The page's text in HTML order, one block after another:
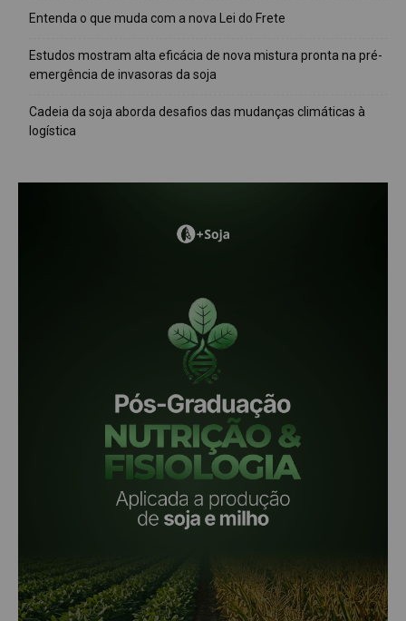
Entenda o que muda com a nova Lei do Frete
Estudos mostram alta eficácia de nova mistura pronta na pré-
emergência de invasoras da soja
Cadeia da soja aborda desafios das mudanças climáticas à
logística